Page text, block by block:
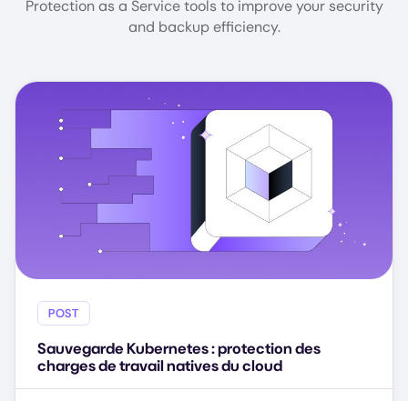
Protection as a Service tools to improve your security
and backup efficiency.
POST
Sauvegarde Kubernetes : protection des
charges de travail natives du cloud